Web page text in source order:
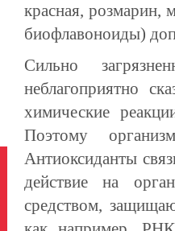
красная, розмарин,
биофлавоноиды)
Сильно
неблагоприятно
химические
Поэтому
Антиоксиданты
действие на
средством,